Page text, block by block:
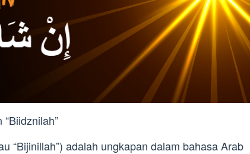
“Bijinillah”) adalah ungkapan dalam bahasa Arab